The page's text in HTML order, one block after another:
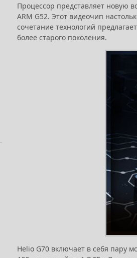
Процессор представляет новую
ARM G52. Этот видеочип
сочетание технологий
более старого поколения.
Helio G70 включает в себя пару